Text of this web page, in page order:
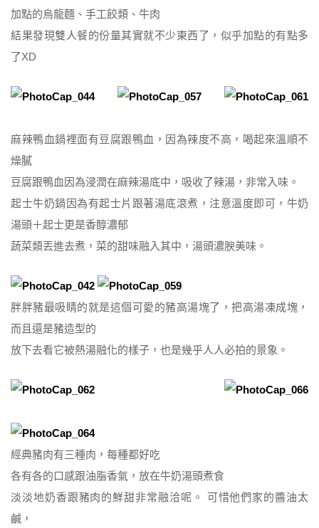
加點的烏龍麵、手工餃類、牛肉
結果發現雙人餐的份量其實就不少東西了，似乎加點的有點多
了XD
麻辣鴨血鍋裡面有豆腐跟鴨血，因為辣度不高，喝起來溫順不
燥膩
豆腐跟鴨血因為浸潤在麻辣湯底中，吸收了辣湯，非常入味。
起士牛奶鍋因為有起士片跟著湯底滾煮，注意溫度即可，牛奶
湯頭＋起士更是香醇濃郁
蔬菜類丟進去煮，菜的甜味融入其中，湯頭濃腴美味。
胖胖豬最吸睛的就是這個可愛的豬高湯塊了，把高湯凍成塊，
而且還是豬造型的
放下去看它被熱湯融化的樣子，也是幾乎人人必拍的景象。
經典豬肉有三種肉，每種都好吃
各有各的口感跟油脂香氣，放在牛奶湯頭煮食
淡淡地奶香跟豬肉的鮮甜非常融洽呢。 可惜他們家的醬油太
鹹，